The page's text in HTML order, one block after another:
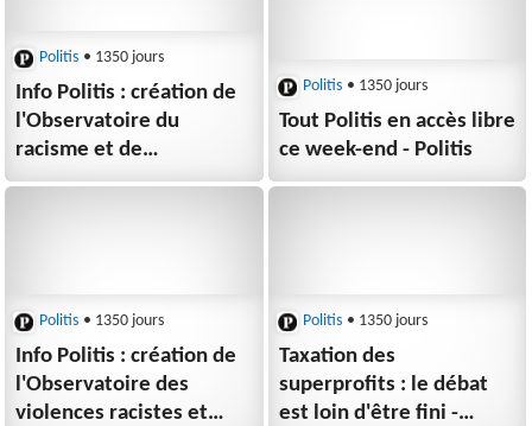
Politis • 1350 jours
Info Politis : création de
l'Observatoire du
racisme et de
l'antisémitisme en
Politis • 1350 jours
Tout Politis en accès libre
ce week-end - Politis
Politis • 1350 jours
Info Politis : création de
l'Observatoire des
violences racistes et
Politis • 1350 jours
Taxation des
superprofits : le débat
est loin d'être fini -